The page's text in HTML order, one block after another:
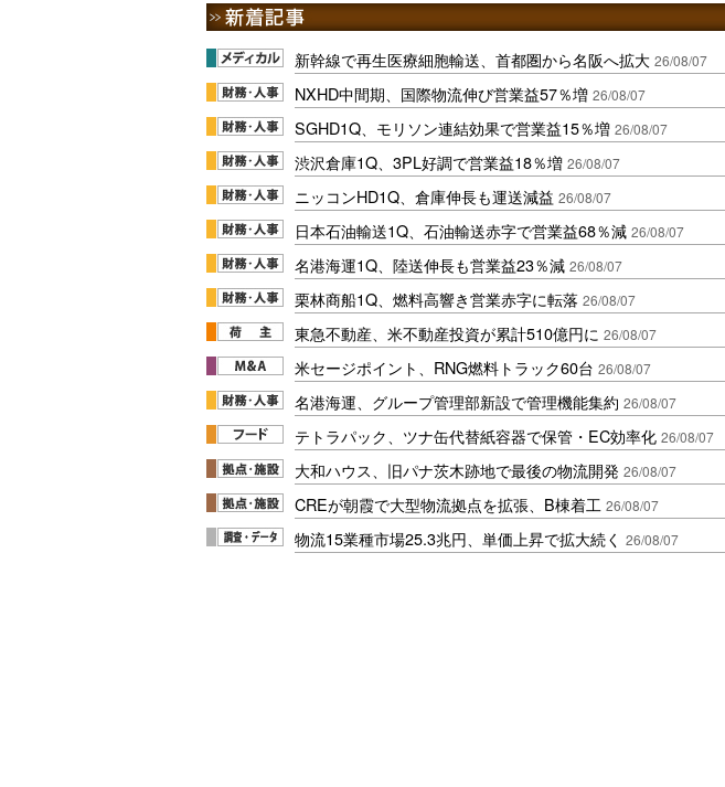
新幹線で再生医療細胞輸送、首都圏から名阪へ拡大 26/08/07
NXHD中間期、国際物流伸び営業益57％増 26/08/07
SGHD1Q、モリソン連結効果で営業益15％増 26/08/07
渋沢倉庫1Q、3PL好調で営業益18％増 26/08/07
ニッコンHD1Q、倉庫伸長も運送減益 26/08/07
日本石油輸送1Q、石油輸送赤字で営業益68％減 26/08/07
名港海運1Q、陸送伸長も営業益23％減 26/08/07
栗林商船1Q、燃料高響き営業赤字に転落 26/08/07
東急不動産、米不動産投資が累計510億円に 26/08/07
米セージポイント、RNG燃料トラック60台 26/08/07
名港海運、グループ管理部新設で管理機能集約 26/08/07
テトラパック、ツナ缶代替紙容器で保管・EC効率化 26/08/07
大和ハウス、旧パナ茨木跡地で最後の物流開発 26/08/07
CREが朝霞で大型物流拠点を拡張、B棟着工 26/08/07
物流15業種市場25.3兆円、単価上昇で拡大続く 26/08/07